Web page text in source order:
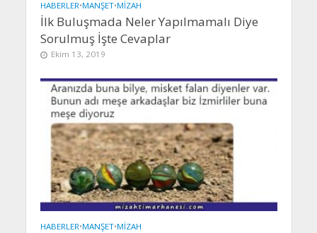
HABERLER•MANŞET•MIZAH
İlk Buluşmada Neler Yapılmamalı Diye
Sorulmuş İşte Cevaplar
Ekim 13, 2019
HABERLER•MANŞET•MIZAH